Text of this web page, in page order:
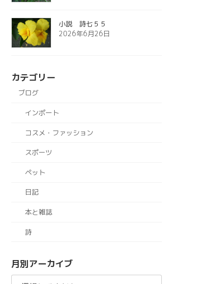
小説 詩七５５
2026年6月26日
カテゴリー
ブログ
インポート
コスメ・ファッション
スポーツ
ペット
日記
本と雑誌
詩
月別アーカイブ